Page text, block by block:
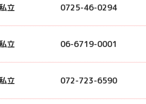
立 0725-46-0294
立 06-6719-0001
立 072-723-6590